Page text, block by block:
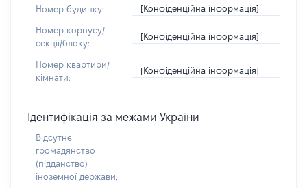
Номер будинку: [Конфіденційна інформація]
Номер корпусу/
секції/блоку:
[Конфіденційна інформація]
Номер квартири/
кімнати:
[Конфіденційна інформація]
Ідентифікація за межами України
Відсутнє
громадянство
(підданство)
іноземної держави,